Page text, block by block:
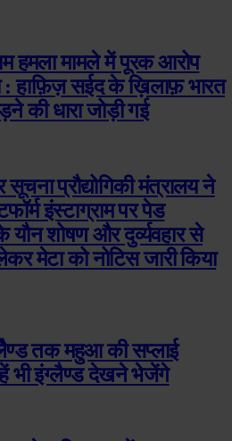
हमला मामले में पूरक आरोप
: हाफ़िज़ सईद के ख़िलाफ़ भारत
की धारा जोड़ी गई
प्रौद्योगिकी मंत्रालय ने
इंस्टाग्राम पर पेड
यौन शोषण और दुर्व्यवहार से
मेटा को नोटिस जारी किया
तक महुआ की सप्लाई
भी इंग्लैण्ड देखने भेजेंगे